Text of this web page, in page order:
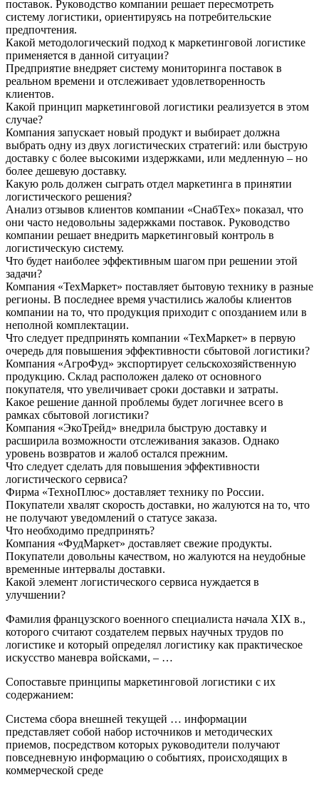
поставок. Руководство компании решает пересмотреть
систему логистики, ориентируясь на потребительские
предпочтения.
Какой методологический подход к маркетинговой логистике
применяется в данной ситуации?
Предприятие внедряет систему мониторинга поставок в
реальном времени и отслеживает удовлетворенность
клиентов.
Какой принцип маркетинговой логистики реализуется в этом
случае?
Компания запускает новый продукт и выбирает должна
выбрать одну из двух логистических стратегий: или быструю
доставку с более высокими издержками, или медленную – но
более дешевую доставку.
Какую роль должен сыграть отдел маркетинга в принятии
логистического решения?
Анализ отзывов клиентов компании «СнабТех» показал, что
они часто недовольны задержками поставок. Руководство
компании решает внедрить маркетинговый контроль в
логистическую систему.
Что будет наиболее эффективным шагом при решении этой
задачи?
Компания «ТехМаркет» поставляет бытовую технику в разные
регионы. В последнее время участились жалобы клиентов
компании на то, что продукция приходит с опозданием или в
неполной комплектации.
Что следует предпринять компании «ТехМаркет» в первую
очередь для повышения эффективности сбытовой логистики?
Компания «АгроФуд» экспортирует сельскохозяйственную
продукцию. Склад расположен далеко от основного
покупателя, что увеличивает сроки доставки и затраты.
Какое решение данной проблемы будет логичнее всего в
рамках сбытовой логистики?
Компания «ЭкоТрейд» внедрила быструю доставку и
расширила возможности отслеживания заказов. Однако
уровень возвратов и жалоб остался прежним.
Что следует сделать для повышения эффективности
логистического сервиса?
Фирма «ТехноПлюс» доставляет технику по России.
Покупатели хвалят скорость доставки, но жалуются на то, что
не получают уведомлений о статусе заказа.
Что необходимо предпринять?
Компания «ФудМаркет» доставляет свежие продукты.
Покупатели довольны качеством, но жалуются на неудобные
временные интервалы доставки.
Какой элемент логистического сервиса нуждается в
улучшении?
Фамилия французского военного специалиста начала XIX в.,
которого считают создателем первых научных трудов по
логистике и который определял логистику как практическое
искусство маневра войсками, – …
Сопоставьте принципы маркетинговой логистики с их
содержанием:
Система сбора внешней текущей … информации
представляет собой набор источников и методических
приемов, посредством которых руководители получают
повседневную информацию о событиях, происходящих в
коммерческой среде